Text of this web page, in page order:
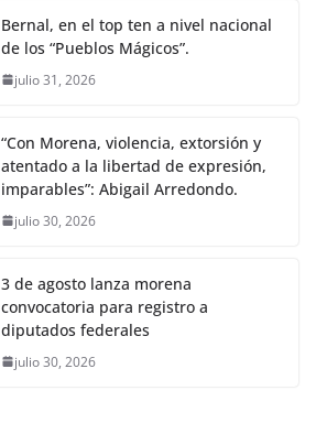
Bernal, en el top ten a nivel nacional
de los “Pueblos Mágicos”.
julio 31, 2026
“Con Morena, violencia, extorsión y
atentado a la libertad de expresión,
imparables”: Abigail Arredondo.
julio 30, 2026
3 de agosto lanza morena
convocatoria para registro a
diputados federales
julio 30, 2026